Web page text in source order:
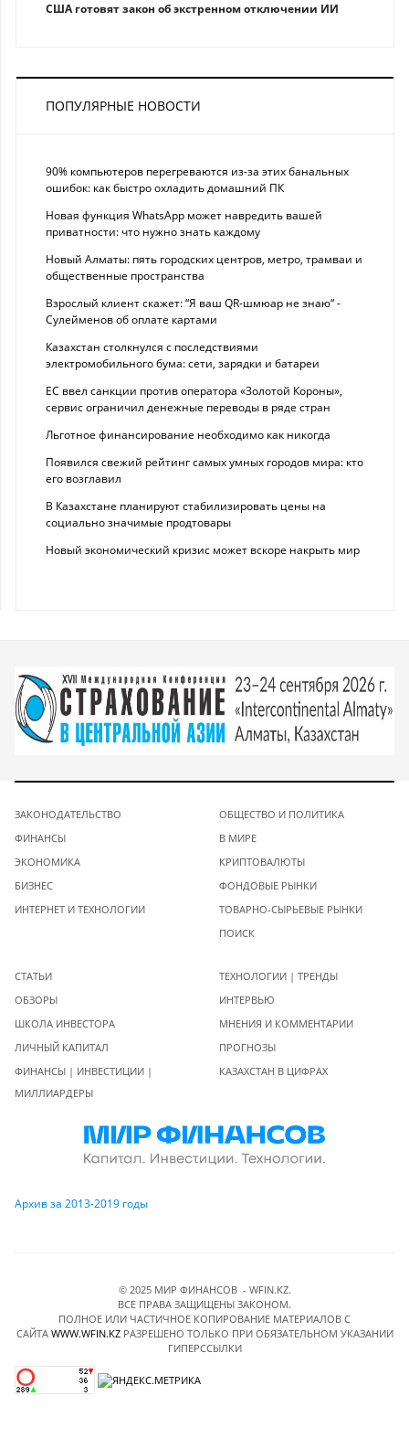
США готовят закон об экстренном отключении ИИ
ПОПУЛЯРНЫЕ НОВОСТИ
90% компьютеров перегреваются из-за этих банальных
ошибок: как быстро охладить домашний ПК
Новая функция WhatsApp может навредить вашей
приватности: что нужно знать каждому
Новый Алматы: пять городских центров, метро, трамваи и
общественные пространства
Взрослый клиент скажет: “Я ваш QR-шмюар не знаю“ -
Сулейменов об оплате картами
Казахстан столкнулся с последствиями
электромобильного бума: сети, зарядки и батареи
ЕС ввел санкции против оператора «Золотой Короны»,
сервис ограничил денежные переводы в ряде стран
Льготное финансирование необходимо как никогда
Появился свежий рейтинг самых умных городов мира: кто
его возглавил
В Казахстане планируют стабилизировать цены на
социально значимые продтовары
Новый экономический кризис может вскоре накрыть мир
ЗАКОНОДАТЕЛЬСТВО
ФИНАНСЫ
ЭКОНОМИКА
БИЗНЕС
ИНТЕРНЕТ И ТЕХНОЛОГИИ
ОБЩЕСТВО И ПОЛИТИКА
В МИРЕ
КРИПТОВАЛЮТЫ
ФОНДОВЫЕ РЫНКИ
ТОВАРНО-СЫРЬЕВЫЕ РЫНКИ
ПОИСК
СТАТЬИ
ОБЗОРЫ
ШКОЛА ИНВЕСТОРА
ЛИЧНЫЙ КАПИТАЛ
ФИНАНСЫ | ИНВЕСТИЦИИ |
МИЛЛИАРДЕРЫ
ТЕХНОЛОГИИ | ТРЕНДЫ
ИНТЕРВЬЮ
МНЕНИЯ И КОММЕНТАРИИ
ПРОГНОЗЫ
КАЗАХСТАН В ЦИФРАХ
Архив за 2013-2019 годы
© 2025 МИР ФИНАНСОВ - WFIN.KZ.
ВСЕ ПРАВА ЗАЩИЩЕНЫ ЗАКОНОМ.
ПОЛНОЕ ИЛИ ЧАСТИЧНОЕ КОПИРОВАНИЕ МАТЕРИАЛОВ C
САЙТА WWW.WFIN.KZРАЗРЕШЕНО ТОЛЬКО ПРИ ОБЯЗАТЕЛЬНОМ УКАЗАНИИ
ГИПЕРССЫЛКИ